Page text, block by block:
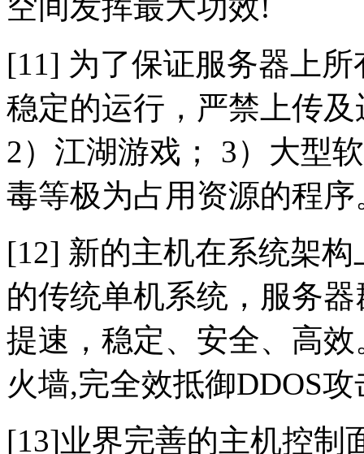
空间发挥最大功效!
[11] 为了保证服务器上
稳定的运行，严禁上传
2）江湖游戏； 3）大型
毒等极为占用资源的程序
[12] 新的主机在系统架
的传统单机系统，服务
提速，稳定、安全、高
火墙,完全效抵御DDOS攻
[13]业界完善的主机控制